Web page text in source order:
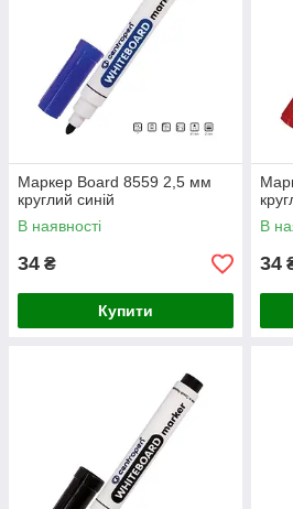
Маркер Board 8559 2,5 мм
круглий синій
В наявності
34 ₴
Купити
В
34